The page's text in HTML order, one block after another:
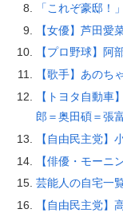
「これぞ豪邸！
【女優】芦田愛
【プロ野球】阿
【歌手】あのち
【トヨタ自動車
郎＝奥田碩＝張
【自由民主党】
【俳優・モーニ
芸能人の自宅一
【自由民主党】